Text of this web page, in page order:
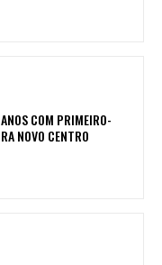
COM PRIMEIRO-
NOVO CENTRO